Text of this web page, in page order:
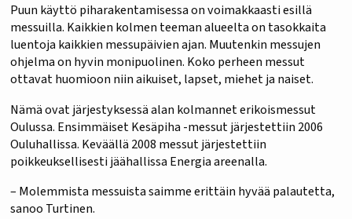
Puun käyttö piharakentamisessa on voimakkaasti esillä
messuilla. Kaikkien kolmen teeman alueelta on tasokkaita
luentoja kaikkien messupäivien ajan. Muutenkin messujen
ohjelma on hyvin monipuolinen. Koko perheen messut
ottavat huomioon niin aikuiset, lapset, miehet ja naiset.
Nämä ovat järjestyksessä alan kolmannet erikoismessut
Oulussa. Ensimmäiset Kesäpiha -messut järjestettiin 2006
Ouluhallissa. Keväällä 2008 messut järjestettiin
poikkeuksellisesti jäähallissa Energia areenalla.
– Molemmista messuista saimme erittäin hyvää palautetta,
sanoo Turtinen.